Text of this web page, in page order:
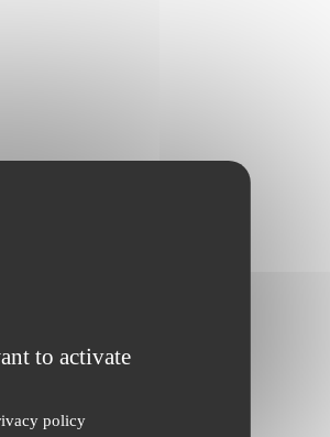
to activate
policy